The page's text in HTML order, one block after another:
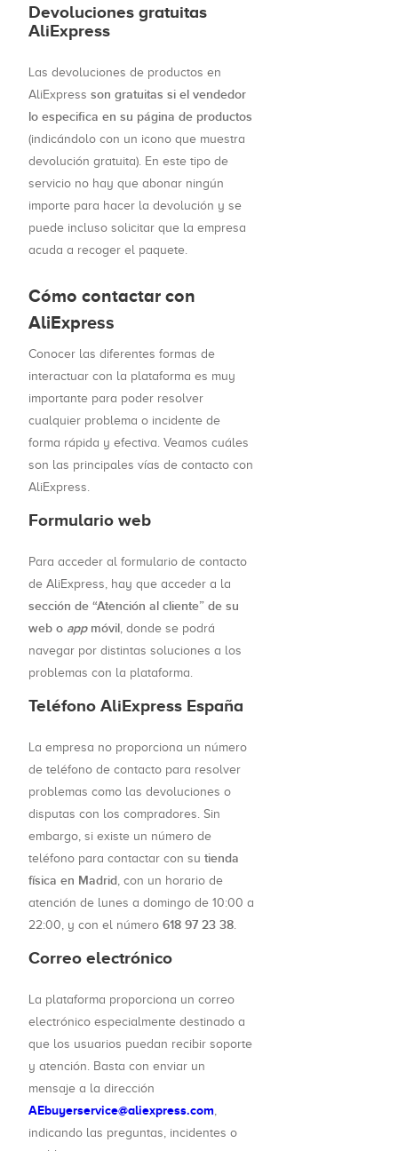
Devoluciones gratuitas
AliExpress
Las devoluciones de productos en
AliExpress son gratuitas si el vendedor
lo especifica en su página de productos
(indicándolo con un icono que muestra
devolución gratuita). En este tipo de
servicio no hay que abonar ningún
importe para hacer la devolución y se
puede incluso solicitar que la empresa
acuda a recoger el paquete.
Cómo contactar con
AliExpress
Conocer las diferentes formas de
interactuar con la plataforma es muy
importante para poder resolver
cualquier problema o incidente de
forma rápida y efectiva. Veamos cuáles
son las principales vías de contacto con
AliExpress.
Formulario web
Para acceder al formulario de contacto
de AliExpress, hay que acceder a la
sección de “Atención al cliente” de su
web o appmóvil, donde se podrá
navegar por distintas soluciones a los
problemas con la plataforma.
Teléfono AliExpress España
La empresa no proporciona un número
de teléfono de contacto para resolver
problemas como las devoluciones o
disputas con los compradores. Sin
embargo, si existe un número de
teléfono para contactar con su tienda
física en Madrid, con un horario de
atención de lunes a domingo de 10:00 a
22:00, y con el número 618 97 23 38.
Correo electrónico
La plataforma proporciona un correo
electrónico especialmente destinado a
que los usuarios puedan recibir soporte
y atención. Basta con enviar un
mensaje a la dirección
AEbuyerservice@aliexpress.com,
indicando las preguntas, incidentes o